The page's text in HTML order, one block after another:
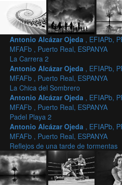
Antonio Alcázar Ojeda , EFIAPb,
MFAFb , Puerto Real, ESPANYA
La Carrera 2
Antonio Alcázar Ojeda , EFIAPb,
MFAFb , Puerto Real, ESPANYA
La Chica del Sombrero
Antonio Alcázar Ojeda , EFIAPb,
MFAFb , Puerto Real, ESPANYA
Padel Playa 2
Antonio Alcázar Ojeda , EFIAPb,
MFAFb , Puerto Real, ESPANYA
Reflejos de una tarde de tormentas